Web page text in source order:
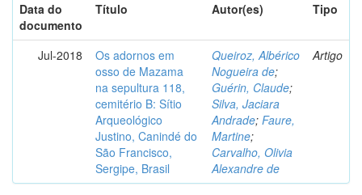
Data do
documento
Título Autor(es) Tipo
Jul-2018
Os adornos em
osso de Mazama
na sepultura 118,
cemitério B: Sítio
Arqueológico
Justino, Canindé do
São Francisco,
Sergipe, Brasil
Queiroz, Albérico
Nogueira de;
Guérin, Claude;
Silva, Jaciara
Andrade; Faure,
Martine;
Carvalho, Olivia
Alexandre de
Artigo